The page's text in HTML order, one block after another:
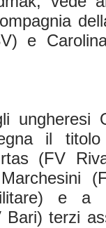
e
ungheresi
il
(FV
e a
Bari) terzi